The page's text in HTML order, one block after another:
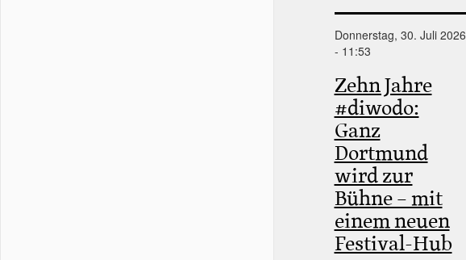
Donnerstag, 30. Juli 2026
- 11:53
Zehn Jahre
#diwodo:
Ganz
Dortmund
wird zur
Bühne – mit
einem neuen
Festival-Hub